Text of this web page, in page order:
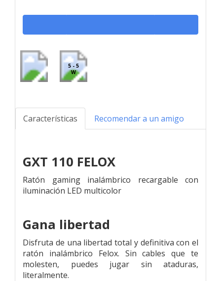
5 - 5
W
Características Recomendar a un amigo
GXT 110 FELOX
Ratón gaming inalámbrico recargable con
iluminación LED multicolor
Gana libertad
Disfruta de una libertad total y definitiva con el
ratón inalámbrico Felox. Sin cables que te
molesten, puedes jugar sin ataduras,
literalmente.